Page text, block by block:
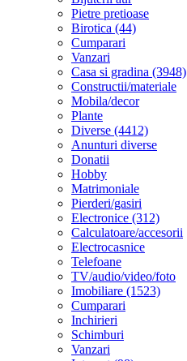
Pietre pretioase
Birotica (44)
Cumparari
Vanzari
Casa si gradina (3948)
Constructii/materiale
Mobila/decor
Plante
Diverse (4412)
Anunturi diverse
Donatii
Hobby
Matrimoniale
Pierderi/gasiri
Electronice (312)
Calculatoare/accesorii
Electrocasnice
Telefoane
TV/audio/video/foto
Imobiliare (1523)
Cumparari
Inchirieri
Schimburi
Vanzari